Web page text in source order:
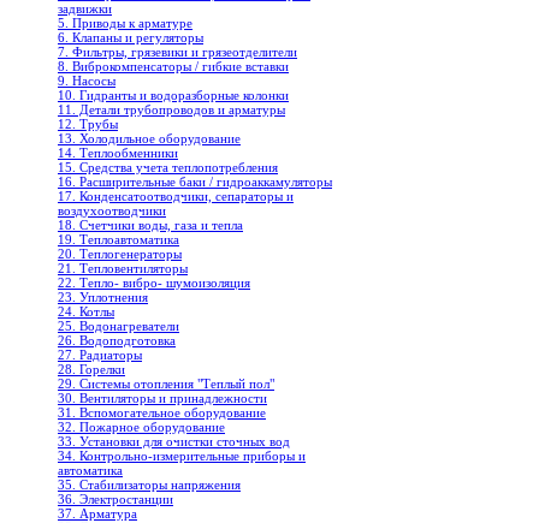
задвижки
5. Приводы к арматуре
6. Клапаны и регуляторы
7. Фильтры, грязевики и грязеотделители
8. Виброкомпенсаторы / гибкие вставки
9. Насосы
10. Гидранты и водоразборные колонки
11. Детали трубопроводов и арматуры
12. Трубы
13. Холодильное oборудование
14. Теплообменники
15. Средства учета теплопотребления
16. Расширительные баки / гидроаккамуляторы
17. Конденсатоотводчики, сепараторы и
воздухоотводчики
18. Счетчики воды, газа и тепла
19. Теплоавтоматика
20. Теплогенераторы
21. Тепловентиляторы
22. Тепло- вибро- шумоизоляция
23. Уплотнения
24. Котлы
25. Водонагреватели
26. Водоподготовка
27. Радиаторы
28. Горелки
29. Системы отопления "Теплый пол"
30. Вентиляторы и принадлежности
31. Вспомогательное оборудование
32. Пожарное оборудование
33. Установки для очистки сточных вод
34. Контрольно-измерительные приборы и
автоматика
35. Стабилизаторы напряжения
36. Электростанции
37. Арматура